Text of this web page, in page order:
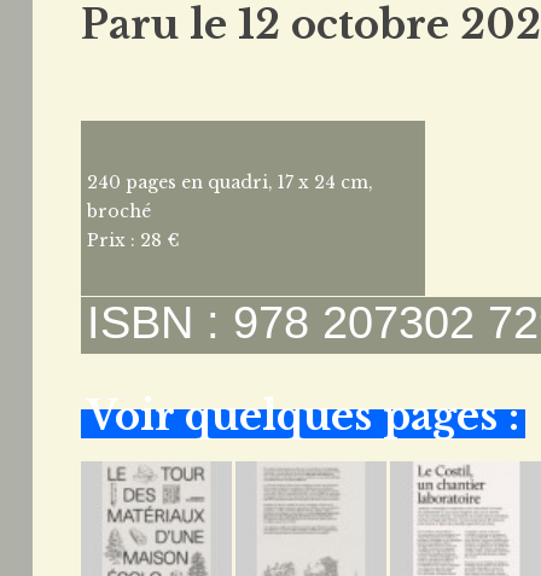
Paru le 12 octobre
240 pages en quadri, 17 x 24 cm,
broché
Prix : 28 €
ISBN : 978 207302
Voir quelques pages :